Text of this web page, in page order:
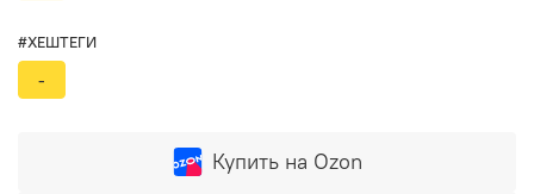
Купить на Ozon
#ХЕШТЕГИ
-